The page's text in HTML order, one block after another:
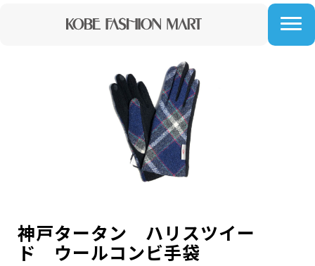
神戸タータン ハリスツイー
ド ウールコンビ手袋